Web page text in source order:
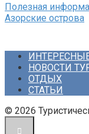
Полезная
Азорские острова
НОВОСТИ
ОТДЫХ
СТАТЬИ
© 2026